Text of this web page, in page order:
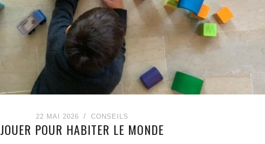
22 MAI 2026 CONSEILS
JOUER POUR HABITER LE MONDE